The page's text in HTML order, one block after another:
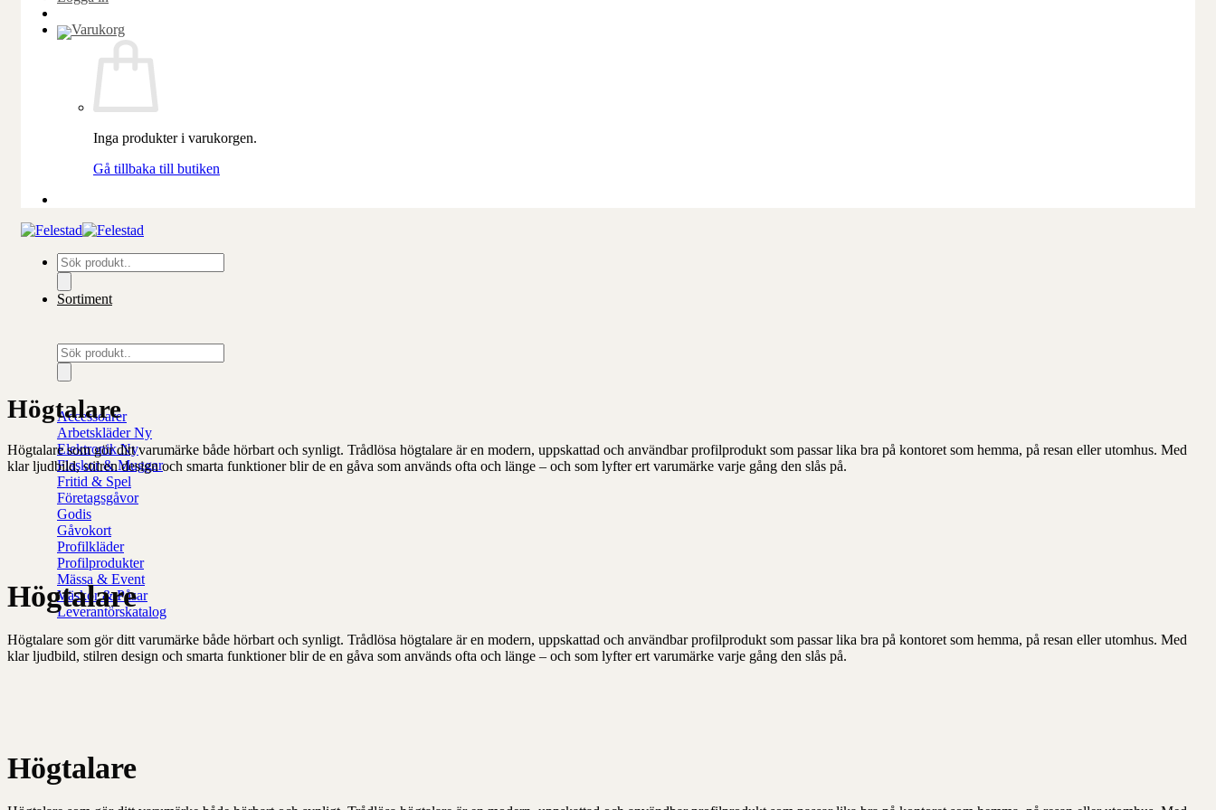
Inga produkter i varukorgen.
Gå tillbaka till butiken
Produktsökning
Sortiment
Produktsökning
Accessoarer
Arbetskläder
Elektronik
Flaskor & Muggar
Fritid & Spel
Företagsgåvor
Godis
Gåvokort
Profilkläder
Profilprodukter
Mässa & Event
Väskor & Påsar
Leverantörskatalog
Högtalare
Högtalare som gör ditt varumärke både hörbart och synligt. Trådlösa högtalare är en modern, uppskattad och användbar profilprodukt som passar lika bra på kontoret som hemma, på resan eller utomhus. Med
klar ljudbild, stilren design och smarta funktioner blir de en gåva som används ofta och länge – och som lyfter ert varumärke varje gång den slås på.
Högtalare
Högtalare som gör ditt varumärke både hörbart och synligt. Trådlösa högtalare är en modern, uppskattad och användbar profilprodukt som passar lika bra på kontoret som hemma, på resan eller utomhus. Med
klar ljudbild, stilren design och smarta funktioner blir de en gåva som används ofta och länge – och som lyfter ert varumärke varje gång den slås på.
Högtalare